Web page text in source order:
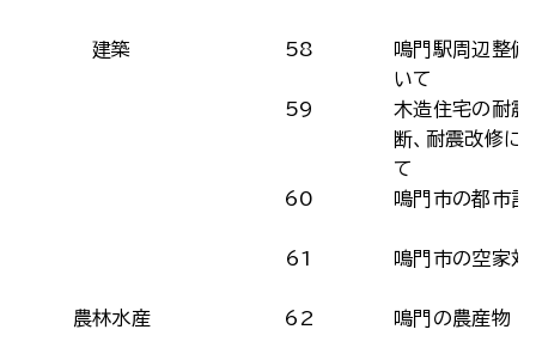
建築 58
鳴門駅周辺整備
いて
59
木造住宅の耐震
断、耐震改修に
て
60
鳴門市の都市計
61 鳴門市の空家対
農林水産 62 鳴門の農産物